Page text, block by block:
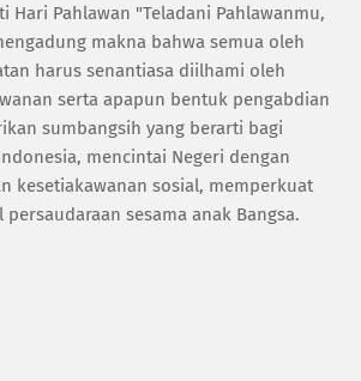
Hari Pahlawan "Teladani Pahlawanmu,
makna bahwa semua oleh
harus senantiasa diilhami oleh
serta apapun bentuk pengabdian
sumbangsih yang berarti bagi
mencintai Negeri dengan
kesetiakawanan sosial, memperkuat
sesama anak Bangsa.